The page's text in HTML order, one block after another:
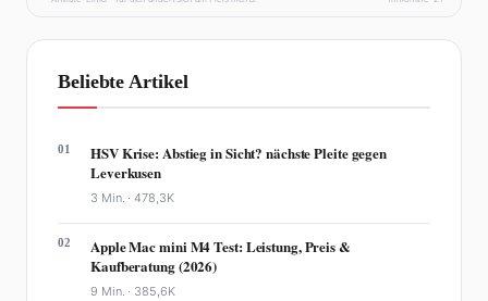
Beliebte Artikel
01
HSV Krise: Abstieg in Sicht? nächste Pleite gegen
Leverkusen
3 Min. ·478,3K
02
Apple Mac mini M4 Test: Leistung, Preis &
Kaufberatung (2026)
9 Min. · 385,6K